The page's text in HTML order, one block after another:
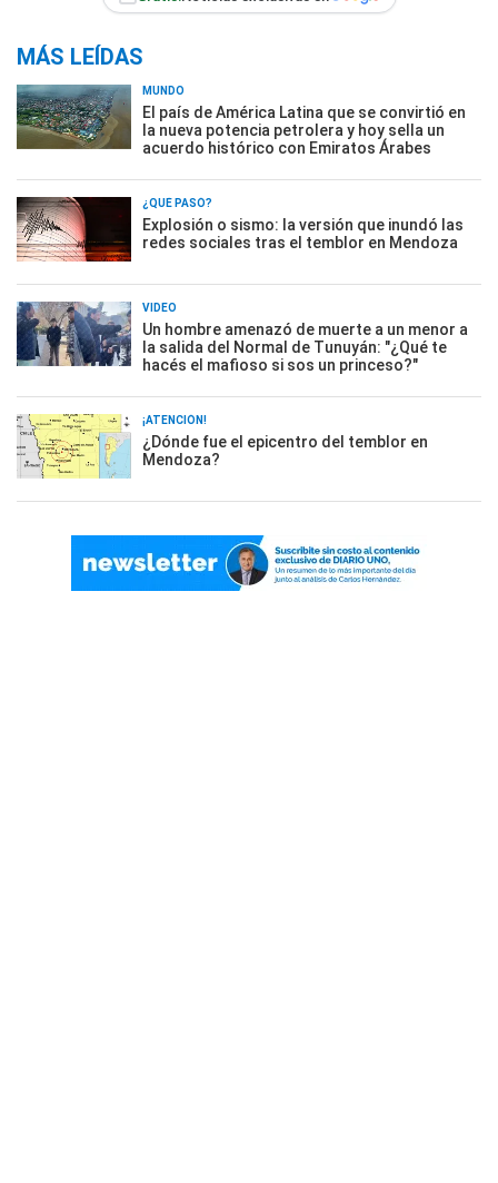
MÁS LEÍDAS
MUNDO
El país de América Latina que se convirtió en
la nueva potencia petrolera y hoy sella un
acuerdo histórico con Emiratos Árabes
¿QUÉ PASÓ?
Explosión o sismo: la versión que inundó las
redes sociales tras el temblor en Mendoza
VIDEO
Un hombre amenazó de muerte a un menor a
la salida del Normal de Tunuyán: "¿Qué te
hacés el mafioso si sos un princeso?"
¡ATENCIÓN!
¿Dónde fue el epicentro del temblor en
Mendoza?